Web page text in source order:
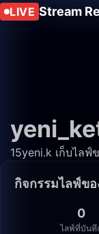
LIVE Stream
15yeni.k เก็บไล
กิจกรรมไลฟ์ข
0
ไลฟ์ที่บันทึ